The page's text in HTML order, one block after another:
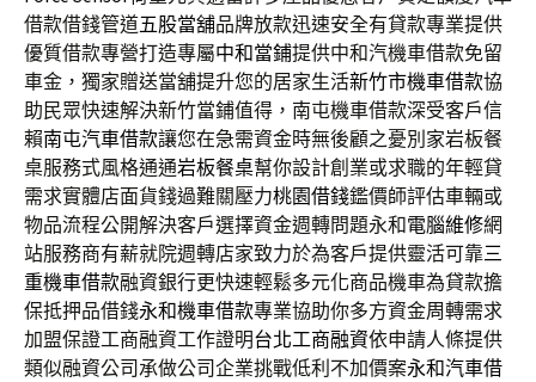
借款借錢管道五股當舖品牌放款迅速安全有貸款專業提供
優質借款專營打造專屬中和當鋪提供中和汽機車借款免留
車金，獨家贈送當舖提升您的居家生活新竹市機車借款協
助民眾快速解決新竹當鋪值得，南屯機車借款深受客戶信
賴南屯汽車借款讓您在急需資金時無後顧之憂別家岩板餐
桌服務式風格通通岩板餐桌幫你設計創業或求職的年輕貸
需求實體店面貨錢過難關壓力桃園借錢鑑價師評估車輛或
物品流程公開解決客戶選擇資金週轉問題永和電腦維修網
站服務商有薪就院週轉店家致力於為客戶提供靈活可靠三
重機車借款融資銀行更快速輕鬆多元化商品機車為貸款擔
保抵押品借錢永和機車借款專業協助你多方資金周轉需求
加盟保證工商融資工作證明台北工商融資依申請人條提供
類似融資公司承做公司企業挑戰低利不加價案永和汽車借